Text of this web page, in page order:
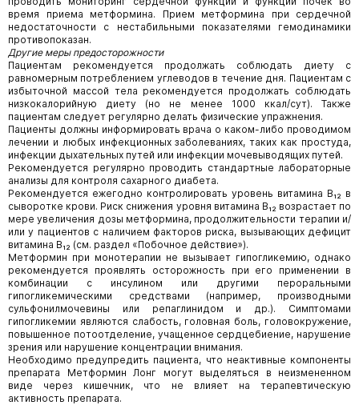
время приема метформина. Прием метформина при сердечной
недостаточности с нестабильными показателями гемодинамики
противопоказан.
Другие меры предосторожности
Пациентам рекомендуется продолжать соблюдать диету с
равномерным потреблением углеводов в течение дня. Пациентам с
избыточной массой тела рекомендуется продолжать соблюдать
низкокалорийную диету (но не менее 1000 ккал/сут). Также
пациентам следует регулярно делать физические упражнения.
Пациенты должны информировать врача о каком-либо проводимом
лечении и любых инфекционных заболеваниях, таких как простуда,
инфекции дыхательных путей или инфекции мочевыводящих путей.
Рекомендуется регулярно проводить стандартные лабораторные
анализы для контроля сахарного диабета.
Рекомендуется ежегодно контролировать уровень витамина В₁₂ в
сыворотке крови. Риск снижения уровня витамина В₁₂ возрастает по
мере увеличения дозы метформина, продолжительности терапии и/
или у пациентов с наличием факторов риска, вызывающих дефицит
витамина В₁₂ (см. раздел «Побочное действие»).
Метформин при монотерапии не вызывает гипогликемию, однако
рекомендуется проявлять осторожность при его применении в
комбинации с инсулином или другими пероральными
гипогликемическими средствами (например, производными
сульфонилмочевины или репаглинидом и др.). Симптомами
гипогликемии являются слабость, головная боль, головокружение,
повышенное потоотделение, учащенное сердцебиение, нарушение
зрения или нарушение концентрации внимания.
Необходимо предупредить пациента, что неактивные компоненты
препарата Метформин Лонг могут выделяться в неизмененном
виде через кишечник, что не влияет на терапевтическую
активность препарата.